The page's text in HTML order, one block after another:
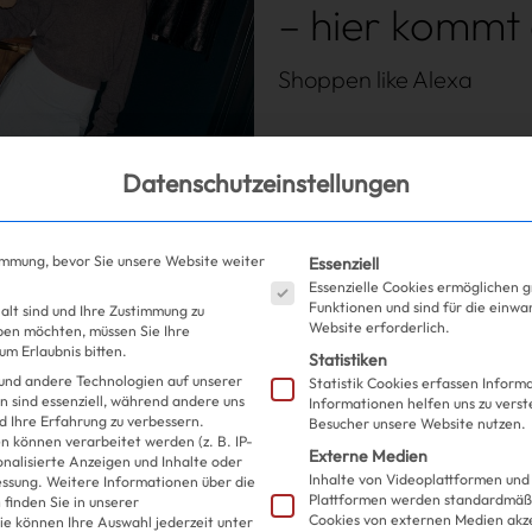
– hier
Shoppen like Alexa
eigene
Datenschutzeinstellungen
bevor Sie unsere Website weiter
sind und Ihre Zustimmung zu
möchten, müssen Sie Ihre
Erlaubnis bitten.
andere Technologien auf unserer
sind essenziell, während andere uns
Ihre Erfahrung zu verbessern.
können verarbeitet werden (z. B. IP-
Anzeigen und Inhalte oder
Weitere Informationen über die
Sie in unserer
können Ihre Auswahl jederzeit unter
Es folgt eine Liste der
Essenziell
Essenzielle Cookies ermöglichen
Funktionen und sind für die
Website erforderlich.
Statistiken
Statistik Cookies erfassen
Informationen helfen uns zu
Besucher unsere Website nutzen.
Externe Medien
Inhalte von Videoplattformen
Plattformen werden
Cookies von externen Medien